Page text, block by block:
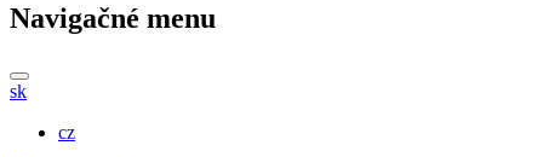
Navigačné menu
sk
cz